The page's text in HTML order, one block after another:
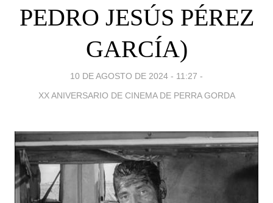
PEDRO JESÚS PÉREZ
GARCÍA)
10 DE AGOSTO DE 2024 - 11:27 -
XX ANIVERSARIO DE CINEMA DE PERRA GORDA